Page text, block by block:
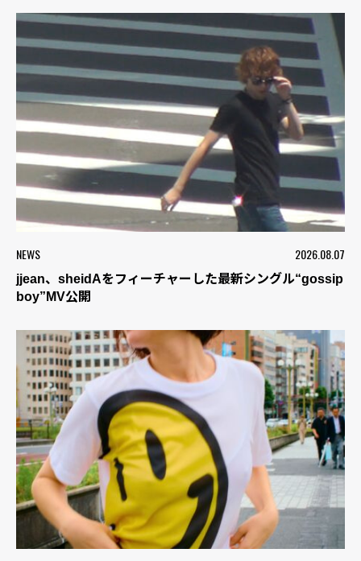
NEWS 2026.08.07
jjean、sheidAをフィーチャーした最新シングル“gossip
boy”MV公開